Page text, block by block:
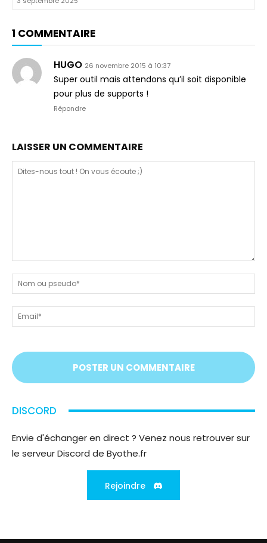
1 COMMENTAIRE
HUGO 26 novembre 2015 à 10:37
Super outil mais attendons qu’il soit disponible
pour plus de supports !
Répondre
LAISSER UN COMMENTAIRE
nous
tout
!
On
vous
;)
ou
DISCORD
Envie d'échanger en direct ? Venez nous retrouver sur
le serveur Discord de Byothe.fr
Rejoindre